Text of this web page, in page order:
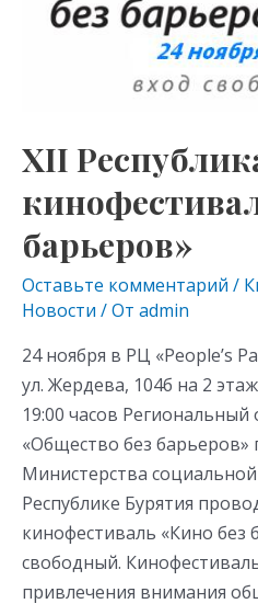
XII
барьеров»
Оставьте комментарий /
Новости / От admin
24 ноября в РЦ «People’s
ул. Жердева, 104б на 2
19:00 часов
«Общество без
Министерства
Республике Бурятия
кинофестиваль «Кино без
свободный.
привлечения внимания